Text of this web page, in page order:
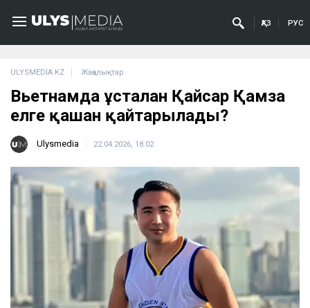
ҚАЗ РУС
ULYSMEDIA.KZ Жаңалықтар
Вьетнамда ұсталған Қайсар Қамза
елге қашан қайтарылады?
Ulysmedia 22.04.2026, 18:02